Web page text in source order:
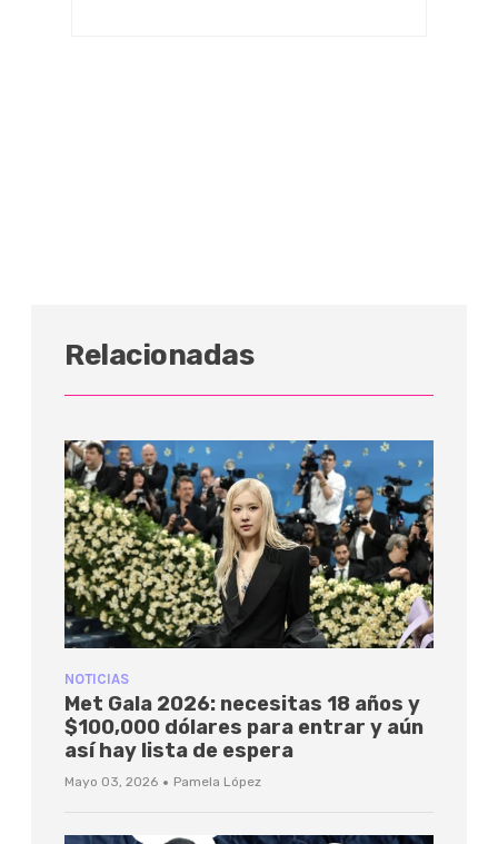
Relacionadas
NOTICIAS
Met Gala 2026: necesitas 18 años y
$100,000 dólares para entrar y aún
así hay lista de espera
Mayo 03, 2026 · Pamela López